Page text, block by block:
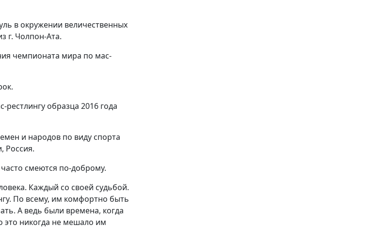
в окружении величественных
г. Чолпон-Ата.
чемпионата мира по мас-
образца 2016 года
и народов по виду спорта
Россия.
смеются по-доброму.
Каждый со своей судьбой.
По всему, им комфортно быть
А ведь были времена, когда
это никогда не мешало им